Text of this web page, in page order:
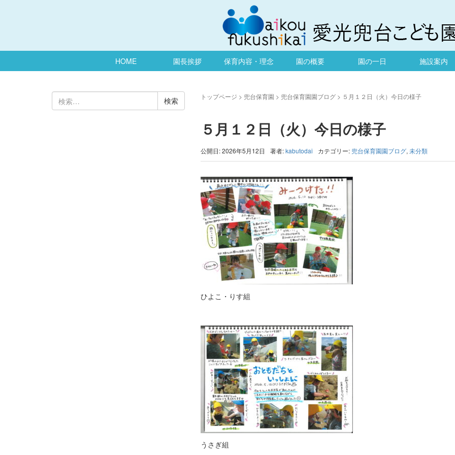
HOME 園長挨拶 保育内容・理念 園の概要 園の一日 施設案内
トップページ > 兜台保育園 > 兜台保育園園ブログ> ５月１２日（火）今日の様子
５月１２日（火）今日の様子
公開日: 2026年5月12日 著者:kabutodai カテゴリー: 兜台保育園園ブログ, 未分類
ひよこ・りす組
うさぎ組
検
索: